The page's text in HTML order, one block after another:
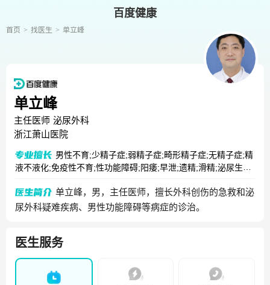
百度健康
首页 找医生 单立峰
单立峰
主任医师 泌尿外科
浙江萧山医院
男性不育;少精子症;弱精子症;畸形精子症;无精子症;精
液不液化;免疫性不育;性功能障碍;阳痿;早泄;遗精;滑精;泌尿生殖
单立峰，男，主任医师，擅长外科创伤的急救和泌
尿外科疑难疾病、男性功能障碍等病症的诊治。
医生服务